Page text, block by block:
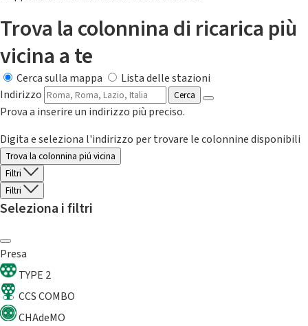
Trova la colonnina di ricarica più
vicina a te
Cerca sulla mappa
Lista delle stazioni
Indirizzo
Cerca
Prova a inserire un indirizzo più preciso.
Digita e seleziona l'indirizzo per trovare le colonnine disponibili
Trova la colonnina piú vicina
Filtri
Filtri
Seleziona i filtri
Presa
TYPE 2
CCS COMBO
CHAdeMO